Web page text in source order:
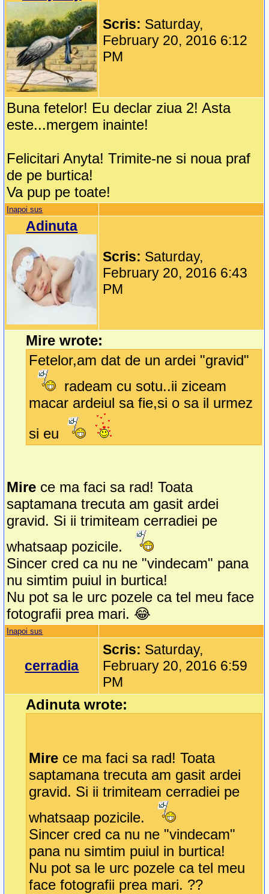
Scris: Saturday,
February 20, 2016 6:12
PM
Buna fetelor! Eu declar ziua 2! Asta
este...mergem inainte!
Felicitari Anyta! Trimite-ne si noua praf
de pe burtica!
Va pup pe toate!
Inapoi sus
Adinuta
Scris: Saturday,
February 20, 2016 6:43
PM
Mire wrote:
Fetelor,am dat de un ardei "gravid"
radeam cu sotu..ii ziceam
macar ardeiul sa fie,si o sa il urmez
si eu
Mire ce ma faci sa rad! Toata
saptamana trecuta am gasit ardei
gravid. Si ii trimiteam cerradiei pe
whatsaap pozicile.
Sincer cred ca nu ne "vindecam" pana
nu simtim puiul in burtica!
Nu pot sa le urc pozele ca tel meu face
fotografii prea mari. 😂
Inapoi sus
cerradia
Scris: Saturday,
February 20, 2016 6:59
PM
Adinuta wrote:
Mire ce ma faci sa rad! Toata
saptamana trecuta am gasit ardei
gravid. Si ii trimiteam cerradiei pe
whatsaap pozicile.
Sincer cred ca nu ne "vindecam"
pana nu simtim puiul in burtica!
Nu pot sa le urc pozele ca tel meu
face fotografii prea mari. ??